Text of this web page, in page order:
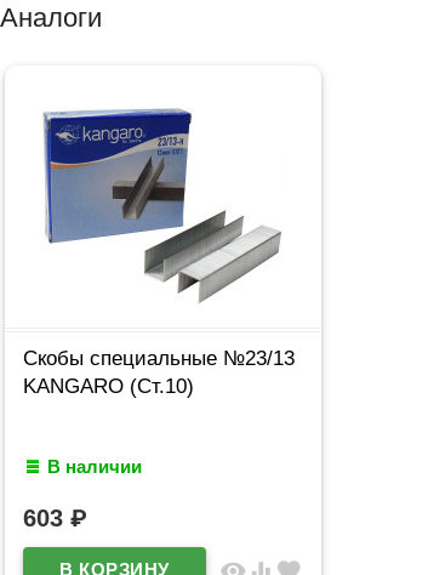
Аналоги
Скобы специальные №23/13
KANGARO (Ст.10)
В наличии
603 ₽